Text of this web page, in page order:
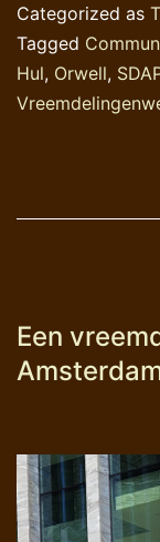
Categorized as
Tagged
Hul, Orwell,
Een